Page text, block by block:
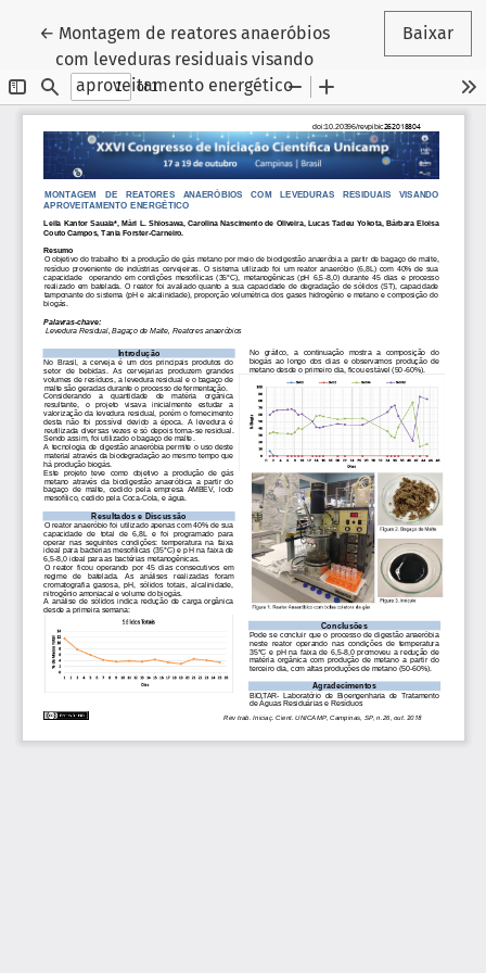
← Voltar aos Detalhes do Artigo
Montagem de reatores anaeróbios
com leveduras residuais visando
aproveitamento energético
Baixar